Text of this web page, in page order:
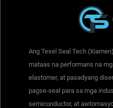
Ang Tesel Seal Tech
mataas na performans na
elastomer, at pasadyang
pagse-seal para sa mga
semiconductor, at